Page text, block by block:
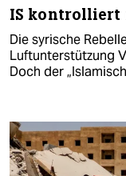
IS kontrolliert
Die syrische
Luftunterstützung
Doch der